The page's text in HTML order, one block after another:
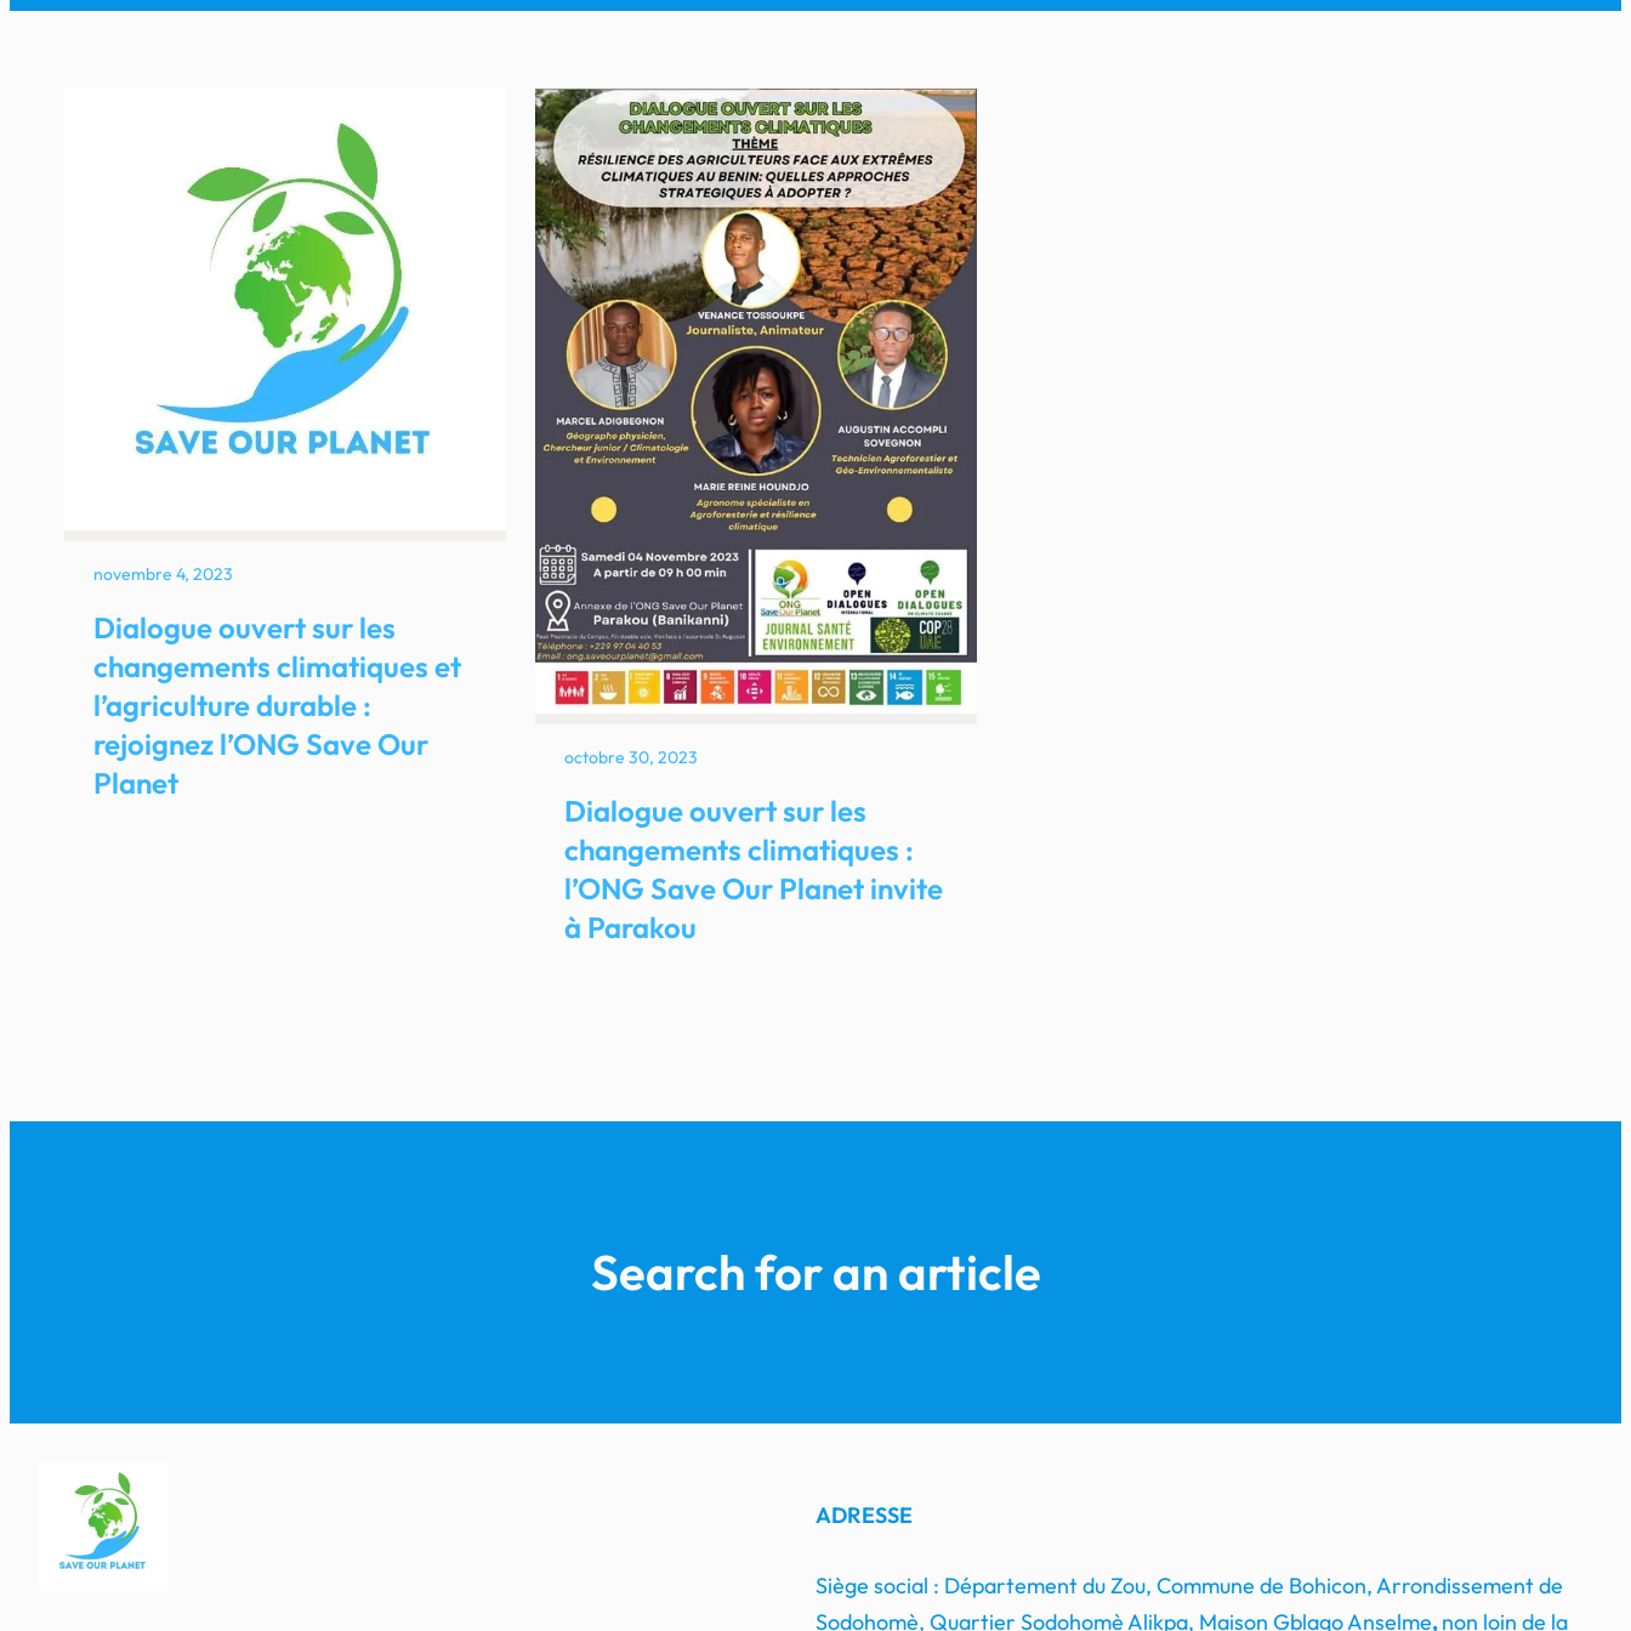
novembre 4, 2023
Dialogue ouvert sur les
changements climatiques et
l’agriculture durable :
rejoignez l’ONG Save Our
Planet
octobre 30, 2023
Dialogue ouvert sur les
changements climatiques :
l’ONG Save Our Planet invite
à Parakou
Search for an article
ADRESSE
Siège social : Département du Zou, Commune de Bohicon, Arrondissement de
Sodohomè, Quartier Sodohomè Alikpa, Maison Gblago Anselme,non loin de la